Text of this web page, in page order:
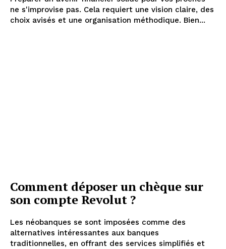
ne s'improvise pas. Cela requiert une vision claire, des
choix avisés et une organisation méthodique. Bien...
Comment déposer un chèque sur
son compte Revolut ?
Les néobanques se sont imposées comme des
alternatives intéressantes aux banques
traditionnelles, en offrant des services simplifiés et